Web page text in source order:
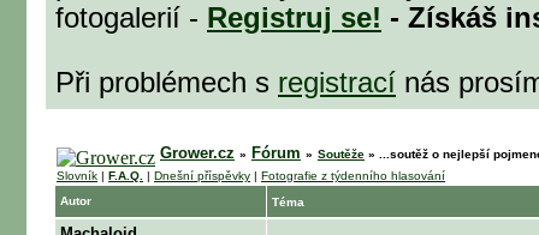
fotogalerií - Registruj se! - Získáš
Při problémech s registrací nás
Grower.cz » Fórum » Soutěže » ...soutěž o nejlepší
Slovník | F.A.Q. | Dnešní příspěvky | Fotografie z týdenního hlasování
Autor
Téma